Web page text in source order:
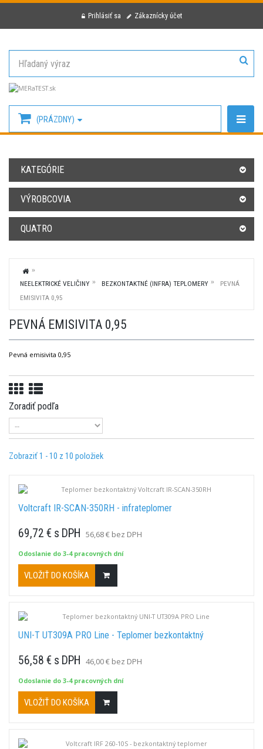
Prihlásiť sa Zákaznícky účet
(PRÁZDNY)
KATEGÓRIE
VÝROBCOVIA
QUATRO
NEELEKTRICKÉ VELIČINY BEZKONTAKTNÉ (INFRA) TEPLOMERY
PEVNÁ
EMISIVITA 0,95
PEVNÁ EMISIVITA 0,95
Pevná emisivita 0,95
Zoradiť podľa
Zobraziť 1 - 10 z 10 položiek
Voltcraft IR-SCAN-350RH - infrateplomer
69,72 € s DPH 56,68 € bez DPH
Odoslanie do 3-4 pracovných dní
VLOŽIŤ DO KOŠÍKA
UNI-T UT309A PRO Line - Teplomer bezkontaktný
56,58 € s DPH 46,00 € bez DPH
Odoslanie do 3-4 pracovných dní
VLOŽIŤ DO KOŠÍKA